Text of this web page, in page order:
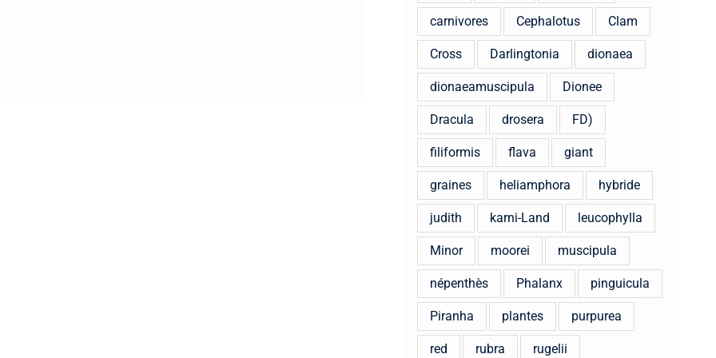
carnivores Cephalotus Clam
Cross Darlingtonia dionaea
dionaeamuscipula Dionee
Dracula drosera FD)
filiformis flava giant
graines heliamphora hybride
judith karni-Land leucophylla
Minor moorei muscipula
népenthès Phalanx pinguicula
Piranha plantes purpurea
red rubra rugelii